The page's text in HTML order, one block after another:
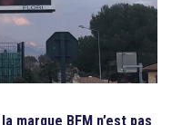
marque BFM n’est pas